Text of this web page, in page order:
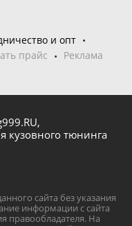
и опт
прайс Реклама
кузовного тюнинга
сайта без указания
информации с сайта
правообладателя. На